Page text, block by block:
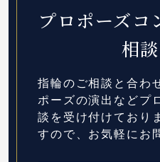
プロポーズコ
相
指輪のご相談と合わ
ポーズの演出などプ
談を受け付けており
すので、お気軽にお